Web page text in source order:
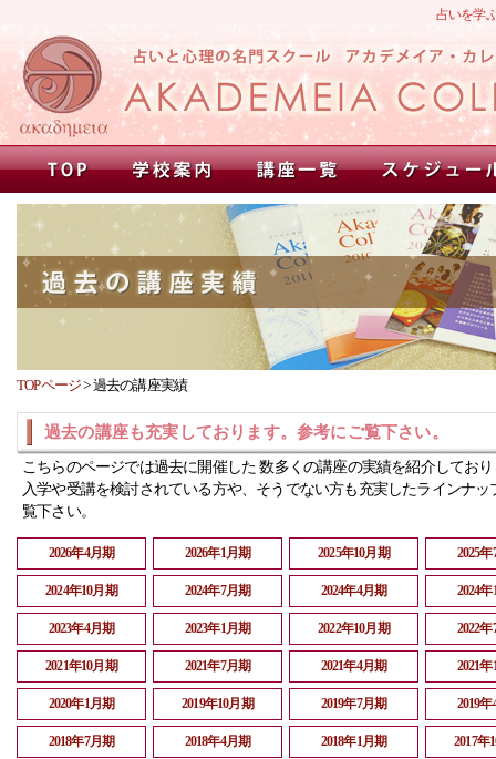
占いを学
TOPページ>過去の講座実績
過去の講座も充実しております。参考にご覧下さい。
こちらのページでは過去に開催した 数多くの講座の実績を紹介してお
入学や受講を検討されている方や、そうでない方も充実したラインナッ
覧下さい。
2026年4月期 2026年1月期 2025年10月期 2025
2024年10月期 2024年7月期 2024年4月期 2024
2023年4月期 2023年1月期 2022年10月期 2022
2021年10月期 2021年7月期 2021年4月期 2021
2020年1月期 2019年10月期 2019年7月期 2019
2018年7月期 2018年4月期 2018年1月期 2017年